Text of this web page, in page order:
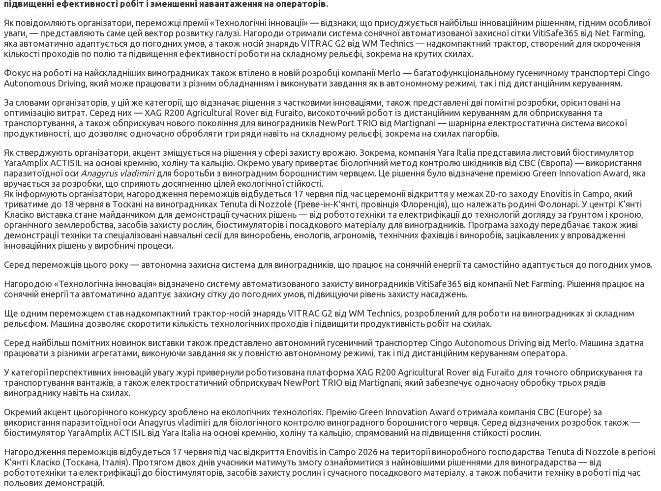
підвищенні ефективності робіт і зменшенні навантаження на операторів.
Як повідомляють організатори, переможці премії «Технологічні інновації» — відзнаки, що присуджується найбільш інноваційним рішенням, гідним особливої
уваги, — представляють саме цей вектор розвитку галузі. Нагороди отримали система сонячної автоматизованої захисної сітки VitiSafe365 від Net Farming,
яка автоматично адаптується до погодних умов, а також носій знарядь VITRAC G2 від WM Technics — надкомпактний трактор, створений для скорочення
кількості проходів по полю та підвищення ефективності роботи на складному рельєфі, зокрема на крутих схилах.
Фокус на роботі на найскладніших виноградниках також втілено в новій розробці компанії Merlo — багатофункціональному гусеничному транспортері Cingo
Autonomous Driving, який може працювати з різним обладнанням і виконувати завдання як в автономному режимі, так і під дистанційним керуванням.
За словами організаторів, у цій же категорії, що відзначає рішення з частковими інноваціями, також представлені дві помітні розробки, орієнтовані на
оптимізацію витрат. Серед них — XAG R200 Agricultural Rover від Furaito, високоточний робот із дистанційним керуванням для обприскування та
транспортування, а також обприскувач нового покоління для виноградників NewPort TRIO від Martignani — шарнірна електростатична система високої
продуктивності, що дозволяє одночасно обробляти три ряди навіть на складному рельєфі, зокрема на схилах пагорбів.
Як стверджують організатори, акцент зміщується на рішення у сфері захисту врожаю. Зокрема, компанія Yara Italia представила листовий біостимулятор
YaraAmplix ACTISIL на основі кремнію, холіну та кальцію. Окремо увагу привертає біологічний метод контролю шкідників від CBC (Європа) — використання
паразитоїдної оси Anagyrus vladimiriдля боротьби з виноградним борошнистим червцем. Це рішення було відзначене премією Green Innovation Award, яка
вручається за розробки, що сприяють досягненню цілей екологічної стійкості.
Як інформують організатори, нагородження переможців відбудеться 17 червня під час церемонії відкриття у межах 20-го заходу Enovitis in Campo, який
триватиме до 18 червня в Тоскані на виноградниках Tenuta di Nozzole (Греве-ін-К’янті, провінція Флоренція), що належать родині Фолонарі. У центрі К’янті
Класіко виставка стане майданчиком для демонстрації сучасних рішень — від робототехніки та електрифікації до технологій догляду за ґрунтом і кроною,
органічного землеробства, засобів захисту рослин, біостимуляторів і посадкового матеріалу для виноградників. Програма заходу передбачає також живі
демонстрації техніки та спеціалізовані навчальні сесії для виноробень, енологів, агрономів, технічних фахівців і виноробів, зацікавлених у впровадженні
інноваційних рішень у виробничі процеси.
Серед переможців цього року — автономна захисна система для виноградників, що працює на сонячній енергії та самостійно адаптується до погодних умов.
Нагородою «Технологічна інновація» відзначено систему автоматизованого захисту виноградників VitiSafe365 від компанії Net Farming. Рішення працює на
сонячній енергії та автоматично адаптує захисну сітку до погодних умов, підвищуючи рівень захисту насаджень.
Ще одним переможцем став надкомпактний трактор-носій знарядь VITRAC G2 від WM Technics, розроблений для роботи на виноградниках зі складним
рельєфом. Машина дозволяє скоротити кількість технологічних проходів і підвищити продуктивність робіт на схилах.
Серед найбільш помітних новинок виставки також представлено автономний гусеничний транспортер Cingo Autonomous Driving від Merlo. Машина здатна
працювати з різними агрегатами, виконуючи завдання як у повністю автономному режимі, так і під дистанційним керуванням оператора.
У категорії перспективних інновацій увагу журі привернули роботизована платформа XAG R200 Agricultural Rover від Furaito для точного обприскування та
транспортування вантажів, а також електростатичний обприскувач NewPort TRIO від Martignani, який забезпечує одночасну обробку трьох рядів
винограднику навіть на схилах.
Окремий акцент цьогорічного конкурсу зроблено на екологічних технологіях. Премію Green Innovation Award отримала компанія CBC (Europe) за
використання паразитоїдної оси Anagyrus vladimiri для біологічного контролю виноградного борошнистого червця. Серед відзначених розробок також —
біостимулятор YaraAmplix ACTISIL від Yara Italia на основі кремнію, холіну та кальцію, спрямований на підвищення стійкості рослин.
Нагородження переможців відбудеться 17 червня під час відкриття Enovitis in Campo 2026 на території виноробного господарства Tenuta di Nozzole в регіоні
К’янті Класіко (Тоскана, Італія). Протягом двох днів учасники матимуть змогу ознайомитися з найновішими рішеннями для виноградарства — від
робототехніки та електрифікації до біостимуляторів, засобів захисту рослин і сучасного посадкового матеріалу, а також побачити техніку в роботі під час
польових демонстрацій.